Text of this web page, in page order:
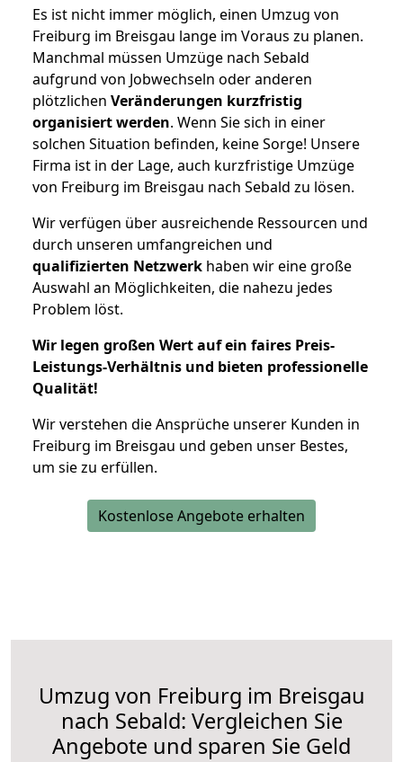
Es ist nicht immer möglich, einen Umzug von
Freiburg im Breisgau lange im Voraus zu planen.
Manchmal müssen Umzüge nach Sebald
aufgrund von Jobwechseln oder anderen
plötzlichen Veränderungen kurzfristig
organisiert werden. Wenn Sie sich in einer
solchen Situation befinden, keine Sorge! Unsere
Firma ist in der Lage, auch kurzfristige Umzüge
von Freiburg im Breisgau nach Sebald zu lösen.
Wir verfügen über ausreichende Ressourcen und
durch unseren umfangreichen und
qualifizierten Netzwerk haben wir eine große
Auswahl an Möglichkeiten, die nahezu jedes
Problem löst.
Wir legen großen Wert auf ein faires Preis-
Leistungs-Verhältnis und bieten professionelle
Qualität!
Wir verstehen die Ansprüche unserer Kunden in
Freiburg im Breisgau und geben unser Bestes,
um sie zu erfüllen.
Kostenlose Angebote erhalten
Umzug von Freiburg im Breisgau
nach Sebald: Vergleichen Sie
Angebote und sparen Sie Geld